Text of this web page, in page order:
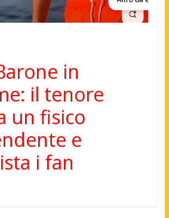
in
il tenore
un fisico
e
i fan